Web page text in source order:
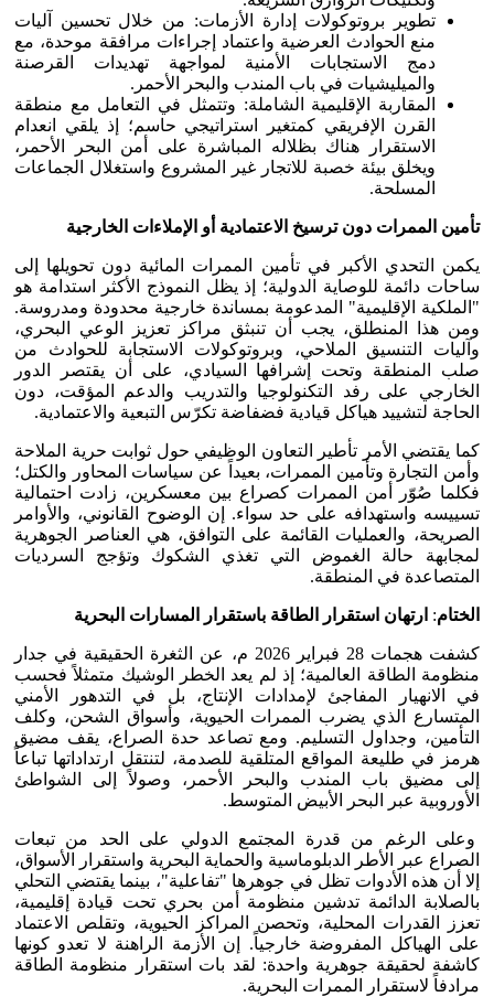
تطوير بروتوكولات إدارة الأزمات: من خلال تحسين آليات
منع الحوادث العرضية واعتماد إجراءات مرافقة موحدة، مع
دمج الاستجابات الأمنية لمواجهة تهديدات القرصنة
والميليشيات في باب المندب والبحر الأحمر.
المقاربة الإقليمية الشاملة: وتتمثل في التعامل مع منطقة
القرن الإفريقي كمتغير استراتيجي حاسم؛ إذ يلقي انعدام
الاستقرار هناك بظلاله المباشرة على أمن البحر الأحمر،
ويخلق بيئة خصبة للاتجار غير المشروع واستغلال الجماعات
المسلحة.
تأمين الممرات دون ترسيخ الاعتمادية أو الإملاءات الخارجية
يكمن التحدي الأكبر في تأمين الممرات المائية دون تحويلها إلى
ساحات دائمة للوصاية الدولية؛ إذ يظل النموذج الأكثر استدامة هو
"الملكية الإقليمية" المدعومة بمساندة خارجية محدودة ومدروسة.
ومن هذا المنطلق، يجب أن تنبثق مراكز تعزيز الوعي البحري،
وآليات التنسيق الملاحي، وبروتوكولات الاستجابة للحوادث من
صلب المنطقة وتحت إشرافها السيادي، على أن يقتصر الدور
الخارجي على رفد التكنولوجيا والتدريب والدعم المؤقت، دون
الحاجة لتشييد هياكل قيادية فضفاضة تكرّس التبعية والاعتمادية.
كما يقتضي الأمر تأطير التعاون الوظيفي حول ثوابت حرية الملاحة
وأمن التجارة وتأمين الممرات، بعيداً عن سياسات المحاور والكتل؛
فكلما صُوّر أمن الممرات كصراع بين معسكرين، زادت احتمالية
تسييسه واستهدافه على حد سواء. إن الوضوح القانوني، والأوامر
الصريحة، والعمليات القائمة على التوافق، هي العناصر الجوهرية
لمجابهة حالة الغموض التي تغذي الشكوك وتؤجج السرديات
المتصاعدة في المنطقة.
الختام: ارتهان استقرار الطاقة باستقرار المسارات البحرية
كشفت هجمات 28 فبراير 2026 م، عن الثغرة الحقيقية في جدار
منظومة الطاقة العالمية؛ إذ لم يعد الخطر الوشيك متمثلاً فحسب
في الانهيار المفاجئ لإمدادات الإنتاج، بل في التدهور الأمني
المتسارع الذي يضرب الممرات الحيوية، وأسواق الشحن، وكلف
التأمين، وجداول التسليم. ومع تصاعد حدة الصراع، يقف مضيق
هرمز في طليعة المواقع المتلقية للصدمة، لتنتقل ارتداداتها تباعاً
إلى مضيق باب المندب والبحر الأحمر، وصولاً إلى الشواطئ
الأوروبية عبر البحر الأبيض المتوسط.
وعلى الرغم من قدرة المجتمع الدولي على الحد من تبعات
الصراع عبر الأطر الدبلوماسية والحماية البحرية واستقرار الأسواق،
إلا أن هذه الأدوات تظل في جوهرها "تفاعلية"، بينما يقتضي التحلي
بالصلابة الدائمة تدشين منظومة أمن بحري تحت قيادة إقليمية،
تعزز القدرات المحلية، وتحصن المراكز الحيوية، وتقلص الاعتماد
على الهياكل المفروضة خارجياً. إن الأزمة الراهنة لا تعدو كونها
كاشفة لحقيقة جوهرية واحدة: لقد بات استقرار منظومة الطاقة
مرادفاً لاستقرار الممرات البحرية.